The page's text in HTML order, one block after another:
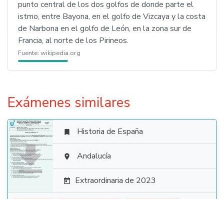
punto central de los dos golfos de donde parte el
istmo, entre Bayona, en el golfo de Vizcaya y la costa
de Narbona en el golfo de León, en la zona sur de
Francia, al norte de los Pirineos.
Fuente: wikipedia.org
Exámenes similares

 Historia de España
 Andalucía
 Extraordinaria de 2023